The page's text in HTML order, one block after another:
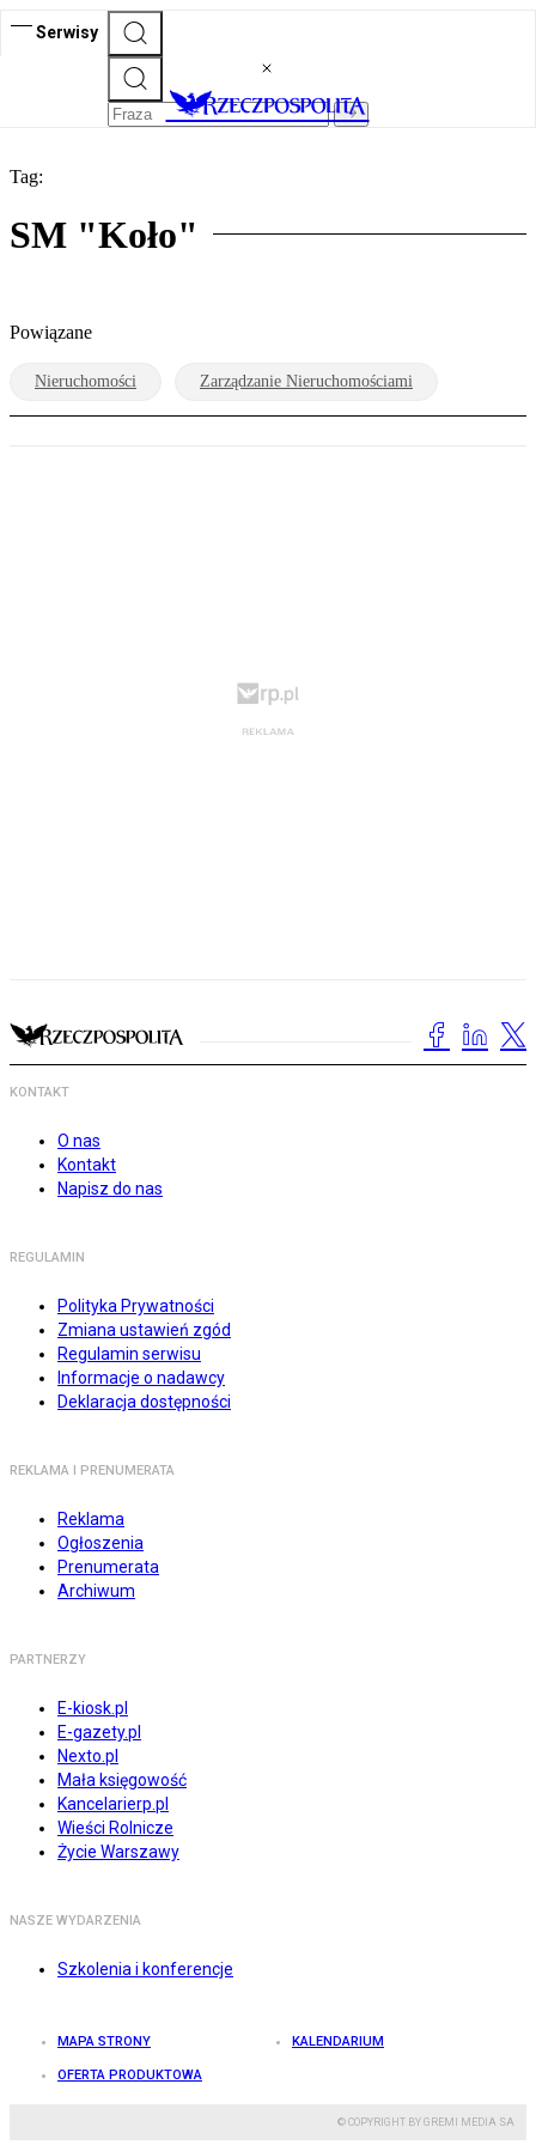
Serwisy
Tag:
SM "Koło"
Powiązane
Nieruchomości Zarządzanie Nieruchomościami
KONTAKT
O nas
Kontakt
Napisz do nas
REGULAMIN
Polityka Prywatności
Zmiana ustawień zgód
Regulamin serwisu
Informacje o nadawcy
Deklaracja dostępności
REKLAMA I PRENUMERATA
Reklama
Ogłoszenia
Prenumerata
Archiwum
PARTNERZY
E-kiosk.pl
E-gazety.pl
Nexto.pl
Mała księgowość
Kancelarierp.pl
Wieści Rolnicze
Życie Warszawy
NASZE WYDARZENIA
Szkolenia i konferencje
MAPA STRONY KALENDARIUM
OFERTA PRODUKTOWA
© COPYRIGHT BY GREMI MEDIA SA